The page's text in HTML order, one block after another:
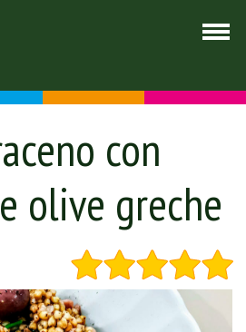
con
olive greche